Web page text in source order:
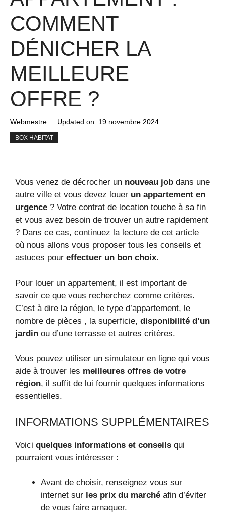
COMMENT
DÉNICHER LA
MEILLEURE
OFFRE ?
Webmestre Updated on: 19 novembre 2024
BOX HABITAT
Vous venez de décrocher un nouveau job dans une
autre ville et vous devez louer un appartement en
urgence ? Votre contrat de location touche à sa fin
et vous avez besoin de trouver un autre rapidement
? Dans ce cas, continuez la lecture de cet article
où nous allons vous proposer tous les conseils et
astuces pour effectuer un bon choix.
Pour louer un appartement, il est important de
savoir ce que vous recherchez comme critères.
C’est à dire la région, le type d’appartement, le
nombre de pièces , la superficie, disponibilité d’un
jardin ou d’une terrasse et autres critères.
Vous pouvez utiliser un simulateur en ligne qui vous
aide à trouver les meilleures offres de votre
région, il suffit de lui fournir quelques informations
essentielles.
INFORMATIONS SUPPLÉMENTAIRES
Voici quelques informations et conseils qui
pourraient vous intéresser :
Avant de choisir, renseignez vous sur
internet sur les prix du marché afin d’éviter
de vous faire arnaquer.